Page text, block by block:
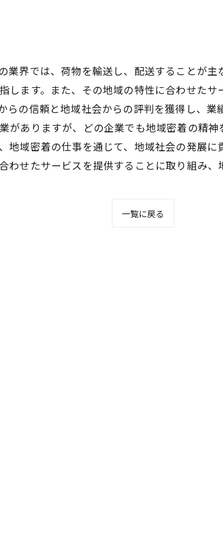
業界では、荷物を輸送し、配送することが
します。また、その地域の特性に合わせた
らの信頼と地域社会からの評判を獲得し、
がありますが、どの企業でも地域密着の精
地域密着の仕事を通じて、地域社会の発展
せたサービスを提供することに取り組み、
一覧に戻る